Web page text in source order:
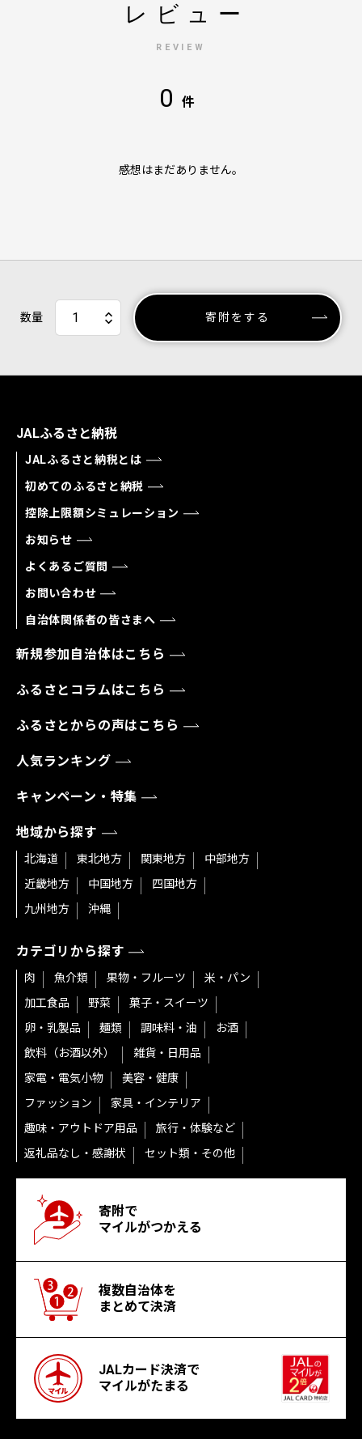
レビュー
REVIEW
0 件
感想はまだありません。
数量 寄附をする
JALふるさと納税
JALふるさと納税とは
初めてのふるさと納税
控除上限額シミュレーション
お知らせ
よくあるご質問
お問い合わせ
自治体関係者の皆さまへ
新規参加自治体はこちら
ふるさとコラムはこちら
ふるさとからの声はこちら
人気ランキング
キャンペーン・特集
地域から探す
北海道 東北地方 関東地方
中部地方
近畿地方
中国地方
四国地方
九州地方
沖縄
カテゴリから探す
肉 魚介類 果物・フルーツ
米・パン
加工食品
野菜
菓子・スイーツ
卵・乳製品
麺類 調味料・油
お酒
飲料（お酒以外）
雑貨・日用品
家電・電気小物
美容・健康
ファッション
家具・インテリア
趣味・アウトドア用品
旅行・体験など
返礼品なし・感謝状
セット類・その他
寄附で
マイルがつかえる
複数自治体を
まとめて決済
JALカード決済で
マイルがたまる